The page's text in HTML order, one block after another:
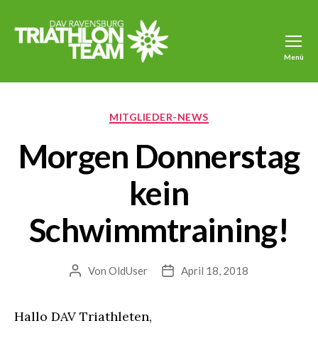
DAV
Menü
Kategorien
MITGLIEDER-NEWS
Morgen Donnerstag
kein
Schwimmtraining!
Beitragsautor
Von OldUser Veröffentlichungsdatum
April 18, 2018
Hallo DAV Triathleten,